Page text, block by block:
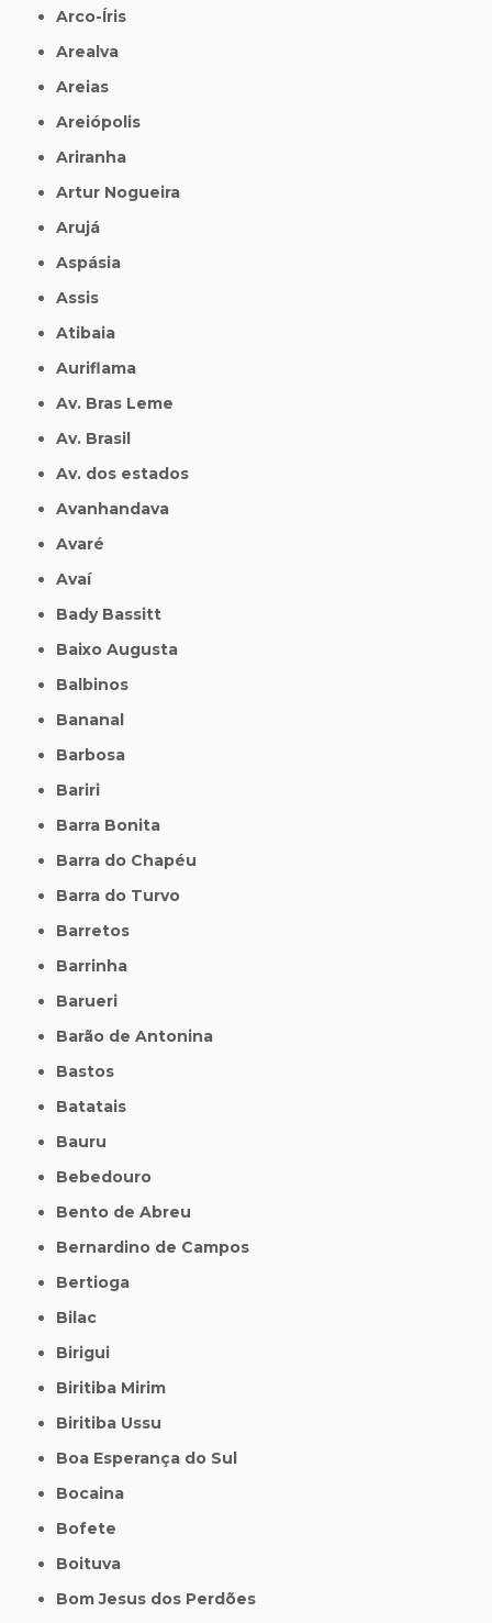
Arco-Íris
Arealva
Areias
Areiópolis
Ariranha
Artur Nogueira
Arujá
Aspásia
Assis
Atibaia
Auriflama
Av. Bras Leme
Av. Brasil
Av. dos estados
Avanhandava
Avaré
Avaí
Bady Bassitt
Baixo Augusta
Balbinos
Bananal
Barbosa
Bariri
Barra Bonita
Barra do Chapéu
Barra do Turvo
Barretos
Barrinha
Barueri
Barão de Antonina
Bastos
Batatais
Bauru
Bebedouro
Bento de Abreu
Bernardino de Campos
Bertioga
Bilac
Birigui
Biritiba Mirim
Biritiba Ussu
Boa Esperança do Sul
Bocaina
Bofete
Boituva
Bom Jesus dos Perdões